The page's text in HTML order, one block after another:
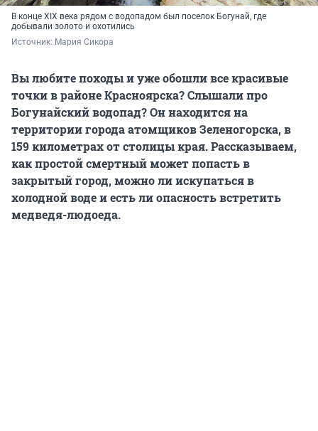
В конце XIX века рядом с водопадом был поселок Богунай, где
добывали золото и охотились
Источник: Мария Сикора
Вы любите походы и уже обошли все красивые
точки в районе Красноярска? Слышали про
Богунайский водопад? Он находится на
территории города атомщиков Зеленогорска, в
159 километрах от столицы края. Рассказываем,
как простой смертный может попасть в
закрытый город, можно ли искупаться в
холодной воде и есть ли опасность встретить
медведя-людоеда.